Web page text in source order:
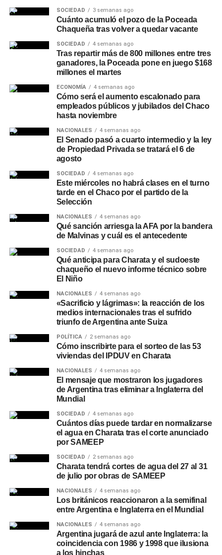
Del encuentro participaron, además, el intendente de
Charata,Rubén Rach; elsubsecretario de Seguridad
Vial, Rafael Acuña; la jueza de Faltas Municipal, Gimena
Vázquez; el director de Zona Interior Charata, Antonio
Rudaz; el secretario de Tránsito, Carlos Aoad; el jefe del
911, Juan Antonio Cabrera; el representante de Policía
Caminera, Mario Sosa, y el presidente del Concejo
Municipal, Alejandro Barcala.
noticias de CharataenCharataChaco.Net.
SOCIEDAD 3 semanas ago
Cuánto acumuló el pozo de la Poceada
Chaqueña tras volver a quedar vacante
SOCIEDAD 4 semanas ago
Tras repartir más de 800 millones entre tres
ganadores, la Poceada pone en juego $168
millones el martes
ECONOMÍA 4 semanas ago
Cómo será el aumento escalonado para
empleados públicos y jubilados del Chaco
hasta noviembre
NACIONALES 4 semanas ago
El Senado pasó a cuarto intermedio y la ley
de Propiedad Privada se tratará el 6 de
agosto
SOCIEDAD 4 semanas ago
Este miércoles no habrá clases en el turno
tarde en el Chaco por el partido de la
Selección
NACIONALES 4 semanas ago
Qué sanción arriesga la AFA por la bandera
de Malvinas y cuál es el antecedente
SOCIEDAD 4 semanas ago
Qué anticipa para Charata y el sudoeste
chaqueño el nuevo informe técnico sobre
El Niño
NACIONALES 4 semanas ago
«Sacrificio y lágrimas»: la reacción de los
medios internacionales tras el sufrido
triunfo de Argentina ante Suiza
POLÍTICA 2 semanas ago
Cómo inscribirte para el sorteo de las 53
viviendas del IPDUV en Charata
NACIONALES 4 semanas ago
El mensaje que mostraron los jugadores
de Argentina tras eliminar a Inglaterra del
Mundial
SOCIEDAD 4 semanas ago
Cuántos días puede tardar en normalizarse
el agua en Charata tras el corte anunciado
por SAMEEP
SOCIEDAD 2 semanas ago
Charata tendrá cortes de agua del 27 al 31
de julio por obras de SAMEEP
NACIONALES 4 semanas ago
Los británicos reaccionaron a la semifinal
entre Argentina e Inglaterra en el Mundial
NACIONALES 4 semanas ago
Argentina jugará de azul ante Inglaterra: la
coincidencia con 1986 y 1998 que ilusiona
a los hinchas